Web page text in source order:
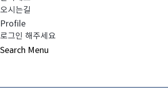
오시는길
Profile
로그인 해주세요
Search Menu
자산매각이 이루어진 집합투자기구의
투자자에게 전액 상환하고 신탁계약을 해